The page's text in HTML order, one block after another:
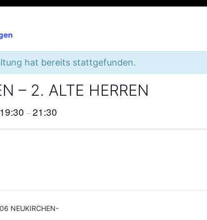
hat bereits stattgefunden.
– 2. ALTE HERREN
19:30–21:30
NEUKIRCHEN-